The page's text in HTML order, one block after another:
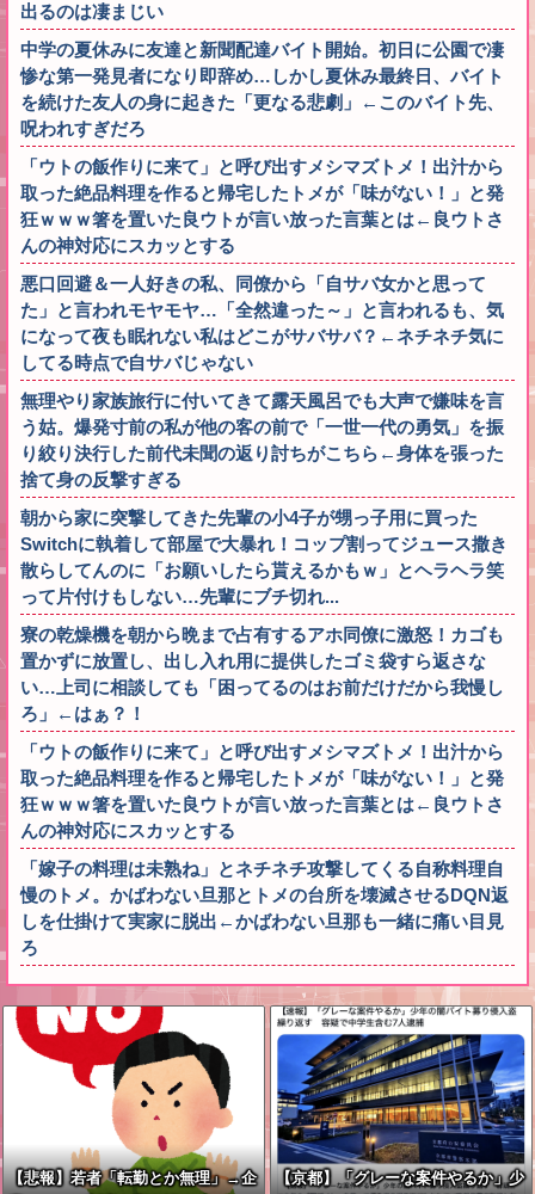
出るのは凄まじい
中学の夏休みに友達と新聞配達バイト開始。初日に公園で凄
惨な第一発見者になり即辞め…しかし夏休み最終日、バイト
を続けた友人の身に起きた「更なる悲劇」←このバイト先、
呪われすぎだろ
「ウトの飯作りに来て」と呼び出すメシマズトメ！出汁から
取った絶品料理を作ると帰宅したトメが「味がない！」と発
狂ｗｗｗ箸を置いた良ウトが言い放った言葉とは←良ウトさ
んの神対応にスカッとする
悪口回避＆一人好きの私、同僚から「自サバ女かと思って
た」と言われモヤモヤ…「全然違った～」と言われるも、気
になって夜も眠れない私はどこがサバサバ？←ネチネチ気に
してる時点で自サバじゃない
無理やり家族旅行に付いてきて露天風呂でも大声で嫌味を言
う姑。爆発寸前の私が他の客の前で「一世一代の勇気」を振
り絞り決行した前代未聞の返り討ちがこちら←身体を張った
捨て身の反撃すぎる
朝から家に突撃してきた先輩の小4子が甥っ子用に買った
Switchに執着して部屋で大暴れ！コップ割ってジュース撒き
散らしてんのに「お願いしたら貰えるかもｗ」とヘラヘラ笑
って片付けもしない…先輩にブチ切れ...
寮の乾燥機を朝から晩まで占有するアホ同僚に激怒！カゴも
置かずに放置し、出し入れ用に提供したゴミ袋すら返さな
い…上司に相談しても「困ってるのはお前だけだから我慢し
ろ」←はぁ？！
「ウトの飯作りに来て」と呼び出すメシマズトメ！出汁から
取った絶品料理を作ると帰宅したトメが「味がない！」と発
狂ｗｗｗ箸を置いた良ウトが言い放った言葉とは←良ウトさ
んの神対応にスカッとする
「嫁子の料理は未熟ね」とネチネチ攻撃してくる自称料理自
慢のトメ。かばわない旦那とトメの台所を壊滅させるDQN返
しを仕掛けて実家に脱出←かばわない旦那も一緒に痛い目見
ろ
【悲報】若者「転勤とか無理」→企
【京都】「グレーな案件やるか」少